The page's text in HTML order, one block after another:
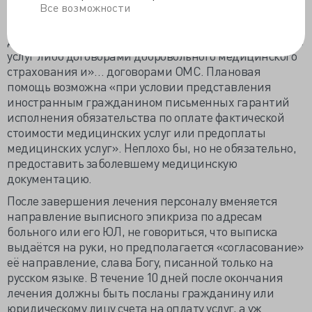
Все возможности
Пункт 6. Правил уведомляет, что неотложная и
договорами о предоставлении платных медицинских
услуг либо договорами добровольного медицинского
страхования и»… договорами ОМС. Плановая
помощь возможна «при условии представления
иностранным гражданином письменных гарантий
исполнения обязательства по оплате фактической
стоимости медицинских услуг или предоплаты
медицинских услуг». Неплохо бы, но не обязательно,
предоставить заболевшему медицинскую
документацию.
После завершения лечения персоналу вменяется
направление выписного эпикриза по адресам
больного или его ЮЛ, не говориться, что выписка
выдаётся на руки, но предполагается «согласование»
её направление, слава Богу, писанной только на
русском языке. В течение 10 дней после окончания
лечения должны быть посланы гражданину или
юридическому лицу счета на оплату услуг, а уж